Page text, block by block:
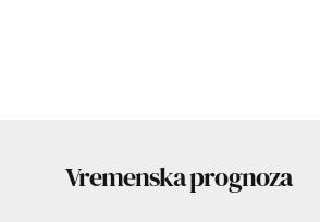
Vremenska prognoza